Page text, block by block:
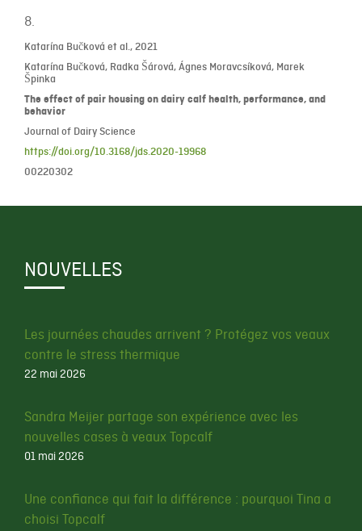
8.
Katarína Bučková et al., 2021
Katarína Bučková, Radka Šárová, Ágnes Moravcsíková, Marek
Špinka
The effect of pair housing on dairy calf health, performance, and
behavior
Journal of Dairy Science
https://doi.org/10.3168/jds.2020-19968
00220302
NOUVELLES
Les journées chaudes arrivent ? Protégez vos veaux
contre le stress thermique
22 mai 2026
Sandra Meijer partage son expérience avec les
nouvelles cases à veaux Topcalf
01 mai 2026
Une confiance qui fait la différence : pourquoi Tina a
choisi Topcalf